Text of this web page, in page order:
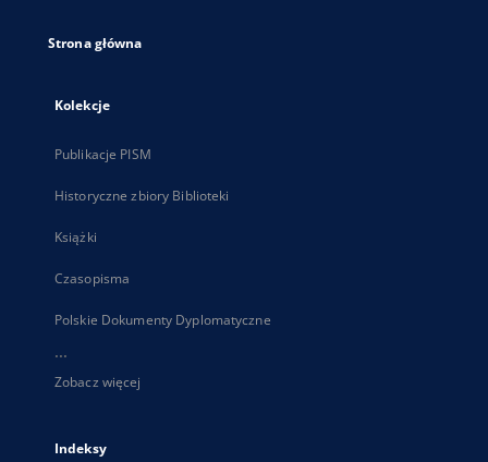
Strona główna
Kolekcje
Publikacje PISM
Historyczne zbiory Biblioteki
Książki
Czasopisma
Polskie Dokumenty Dyplomatyczne
...
Zobacz więcej
Indeksy